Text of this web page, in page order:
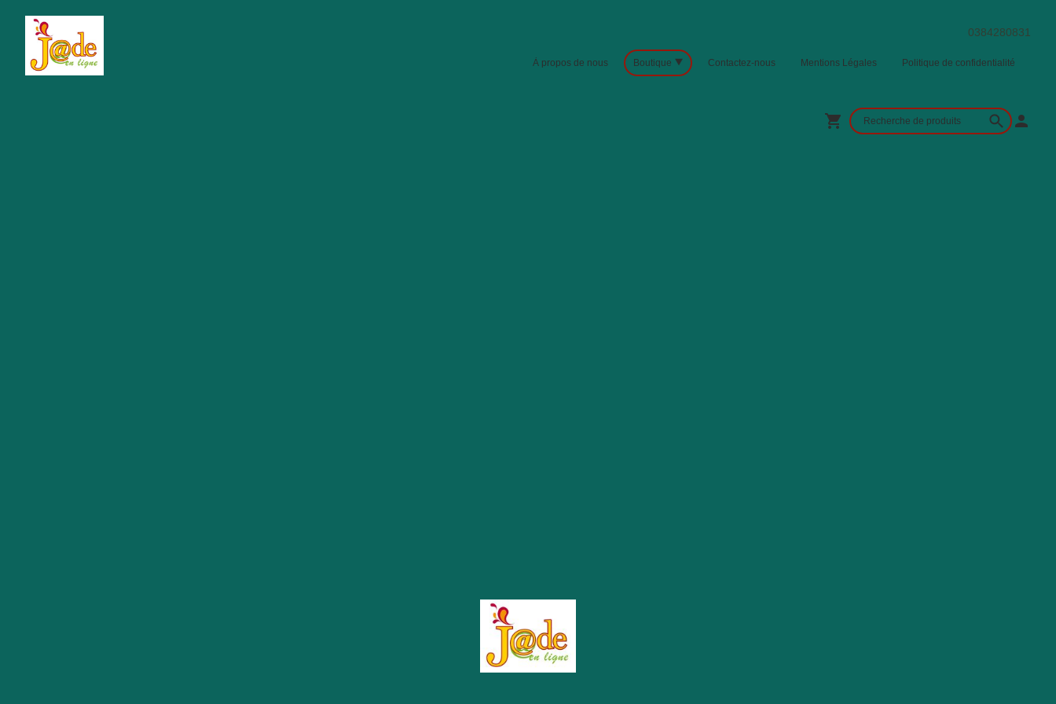
0384280831
À propos de nous Boutique Contactez-nous Mentions Légales Politique de confidentialité